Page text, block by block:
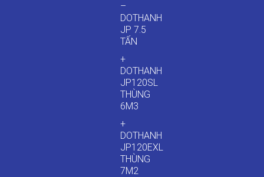
–
DOTHANH
JP 7.5
TẤN
+
DOTHANH
JP120SL
THÙNG
6M3
+
DOTHANH
JP120EXL
THÙNG
7M2